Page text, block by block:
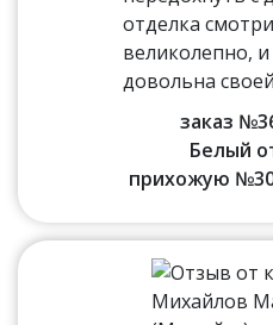
отделка
великолепно,
довольна
заказ
Белый
прихожую